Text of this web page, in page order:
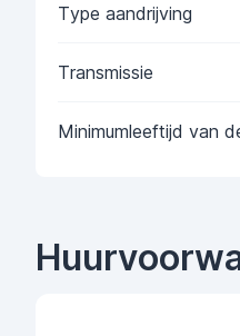
Type aandrijving
Transmissie
Minimumleeftijd van